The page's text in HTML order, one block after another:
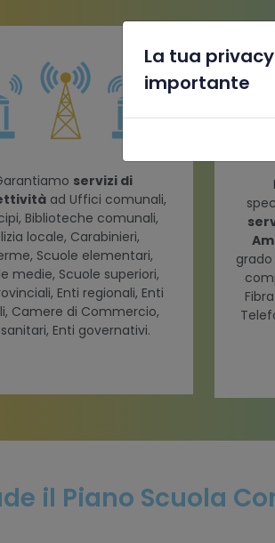
servizi di
ad Uffici comunali,
Biblioteche comunali,
locale, Carabinieri,
Scuole elementari,
medie, Scuole superiori,
Enti regionali, Enti
Camere di Commercio,
Enti governativi.
il Piano Scuola
La tua
importante